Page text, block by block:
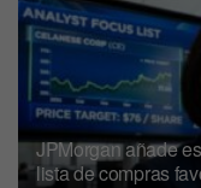
JPMorgan añade
lista de compras